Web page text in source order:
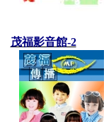
茂福影音館-2